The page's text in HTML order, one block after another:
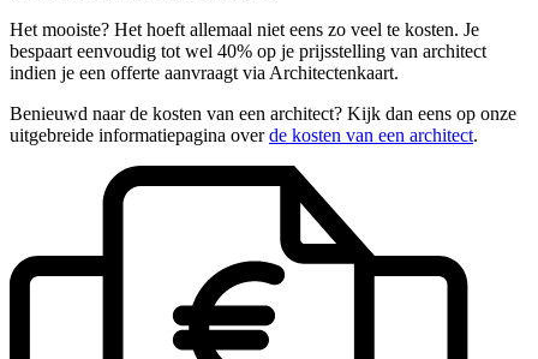
Het mooiste? Het hoeft allemaal niet eens zo veel te kosten. Je
bespaart eenvoudig tot wel 40% op je prijsstelling van architect
indien je een offerte aanvraagt via Architectenkaart.
Benieuwd naar de kosten van een architect? Kijk dan eens op onze
uitgebreide informatiepagina overde kosten van een architect.